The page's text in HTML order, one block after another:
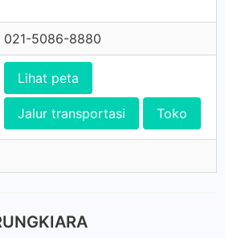
021-5086-8880
Lihat peta
Jalur transportasi Toko